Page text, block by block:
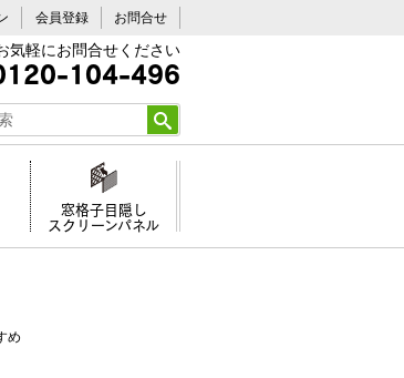
会員登録 お問合せ
気軽にお問合せください
104-496
窓格子目隠し
スクリーンパネル
め